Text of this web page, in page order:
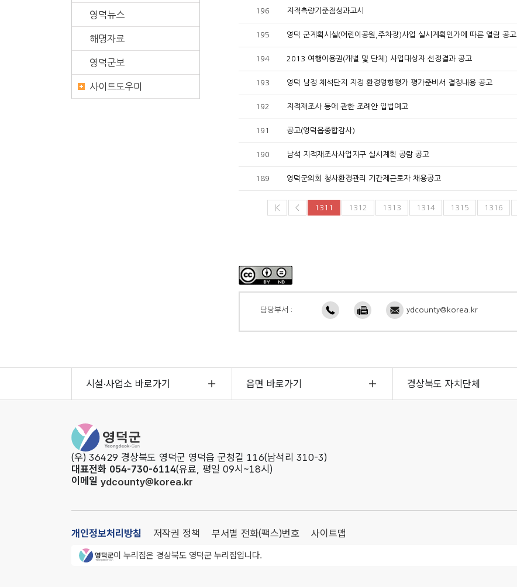
196 지적측량기준점성과고시
195 영덕 군계획시설(어린이공원,주차장)사업 실시계획인가에 따른 열람 공고
194 2013 여행이용권(개별 및 단체) 사업대상자 선정결과 공고
193 영덕 남정 채석단지 지정 환경영향평가 평가준비서 결정내용 공고
192 지적재조사 등에 관한 조례안 입법예고
191 공고(영덕읍종합감사)
190 남석 지적재조사사업지구 실시계획 공람 공고
189 영덕군의회 청사환경관리 기간제근로자 채용공고
|< < 1311 1312 1313 1314 1315 1316
담당부서 : ydcounty@korea.kr
영덕뉴스
해명자료
영덕군보
사이트도우미
시설·사업소 바로가기 읍면 바로가기 경상북도 자치단체
영덕군청
(우) 36429 경상북도 영덕군 영덕읍 군청길 116(남석리 310-3)
대표전화 054-730-6114(유료, 평일 09시~18시)
이메일 ydcounty@korea.kr
개인정보처리방침 저작권 정책 부서별 전화(팩스)번호 사이트맵
영덕군청 로고이 누리집은 경상북도 영덕군 누리집입니다.